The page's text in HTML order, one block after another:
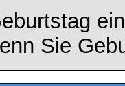
Sie